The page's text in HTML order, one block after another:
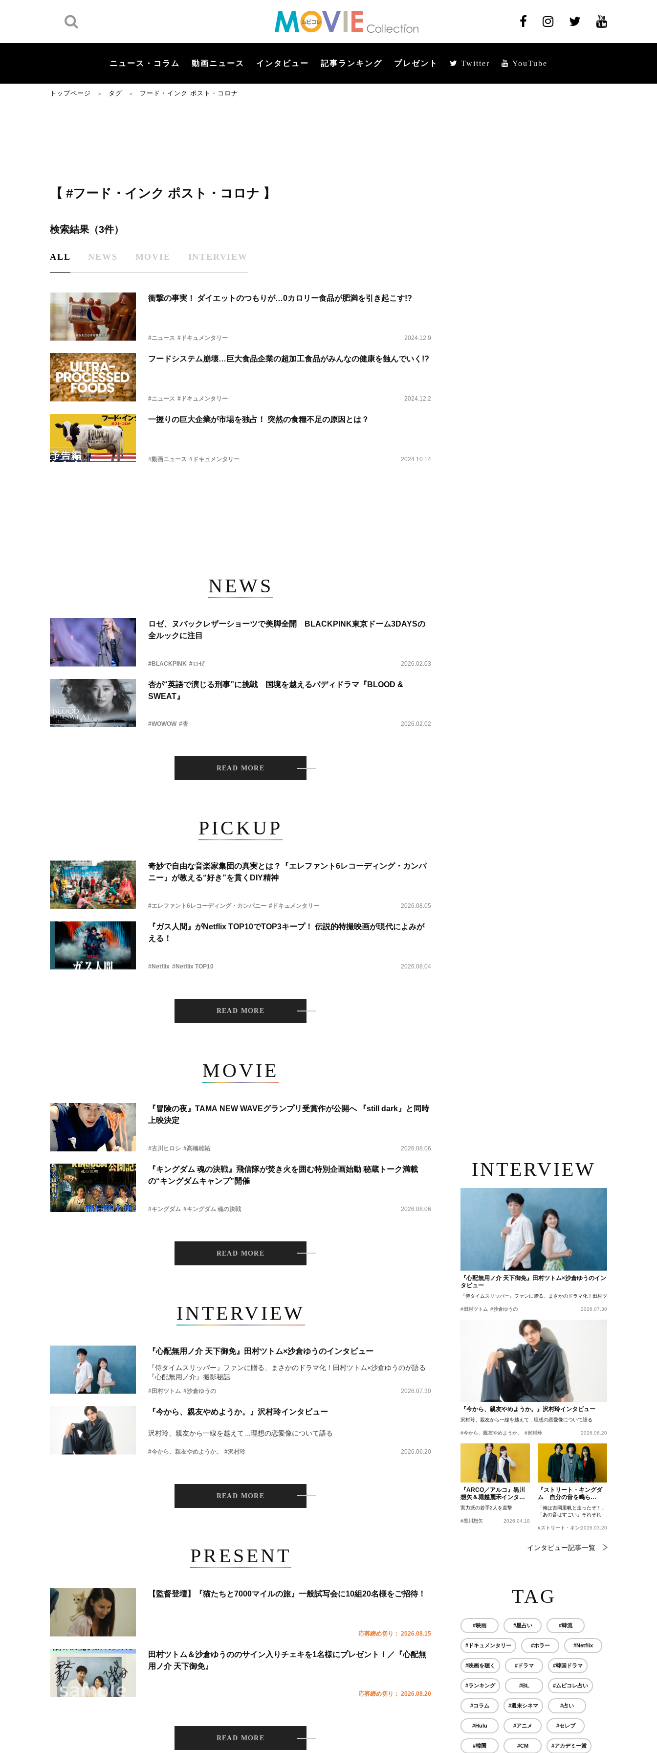
ニュース・コラム 動画ニュース インタビュー 記事ランキング プレゼント Twitter YouTube
トップページ ＞ タグ ＞ フード・インク ポスト・コロナ
【 #フード・インク ポスト・コロナ 】
検索結果（3件）
ALL NEWS MOVIE INTERVIEW
衝撃の事実！ ダイエットのつもりが…0カロリー食品が肥満を引き起こす!?
#ニュース #ドキュメンタリー 2024.12.9
フードシステム崩壊…巨大食品企業の超加工食品がみんなの健康を蝕んでいく!?
#ニュース #ドキュメンタリー 2024.12.2
一握りの巨大企業が市場を独占！ 突然の食糧不足の原因とは？
#動画ニュース #ドキュメンタリー 2024.10.14
NEWS
ロゼ、ヌバックレザーショーツで美脚全開 BLACKPINK東京ドーム3DAYSの
全ルックに注目
#BLACKPINK #ロゼ 2026.02.03
杏が“英語で演じる刑事”に挑戦 国境を越えるバディドラマ『BLOOD &
SWEAT』
#WOWOW #杏 2026.02.02
READ MORE
PICKUP
奇妙で自由な音楽家集団の真実とは？『エレファント6レコーディング・カンパ
ニー』が教える“好き”を貫くDIY精神
#エレファント6レコーディング・カンパニー #ドキュメンタリー 2026.08.05
『ガス人間』がNetflix TOP10でTOP3キープ！ 伝説的特撮映画が現代によみが
える！
#Netflix #Netflix TOP10 2026.08.04
READ MORE
MOVIE
『冒険の夜』TAMA NEW WAVEグランプリ受賞作が公開へ 『still dark』と同時
上映決定
#古川ヒロシ #髙橋雄祐 2026.08.06
『キングダム 魂の決戦』飛信隊が焚き火を囲む特別企画始動 秘蔵トーク満載
の“キングダムキャンプ”開催
#キングダム #キングダム 魂の決戦 2026.08.06
READ MORE
INTERVIEW
『心配無用ノ介 天下御免』田村ツトム×沙倉ゆうのインタビュー
『侍タイムスリッパー』ファンに贈る、まさかのドラマ化！田村ツトム×沙倉ゆうのが語る
『心配無用ノ介』撮影秘話
#田村ツトム #沙倉ゆうの 2026.07.30
『今から、親友やめようか。』沢村玲インタビュー
沢村玲、親友から一線を越えて…理想の恋愛像について語る
#今から、親友やめようか。 #沢村玲 2026.06.20
READ MORE
PRESENT
【監督登壇】『猫たちと7000マイルの旅』一般試写会に10組20名様をご招待！
応募締め切り： 2026.08.15
田村ツトム＆沙倉ゆうののサイン入りチェキを1名様にプレゼント！／『心配無
用ノ介 天下御免』
応募締め切り： 2026.08.20
READ MORE
INTERVIEW
『心配無用ノ介 天下御免』田村ツトム×沙倉ゆうのイン
タビュー
『侍タイムスリッパー』ファンに贈る、まさかのドラマ化！田村ツトム×沙倉ゆうのが語
#田村ツトム #沙倉ゆうの 2026.07.30
『今から、親友やめようか。』沢村玲インタビュー
沢村玲、親友から一線を越えて…理想の恋愛像について語る
#今から、親友やめようか。 #沢村玲 2026.06.20
『ARCO／アルコ』黒川
想矢＆堀越麗禾インタビ
ュー
実力派の若手2人を直撃
#黒川想矢 2026.04.18
『ストリート・キングダ
ム 自分の音を鳴ら
せ。』峯田和伸、若葉竜
也、吉岡里帆インタビュ
ー
「俺は吉岡里帆と走ったぞ！」
「あの音はすごい」それぞれの
#ストリート・キングダム 自分の音を鳴らせ。
2026.03.20
インタビュー記事一覧
TAG
#映画 #星占い #韓流
#ドキュメンタリー #ホラー #Netflix
#映画を聴く #ドラマ #韓国ドラマ
#ランキング #BL #ムビコレ占い
#コラム #週末シネマ #占い
#Hulu #アニメ #セレブ
#韓国 #CM #アカデミー賞